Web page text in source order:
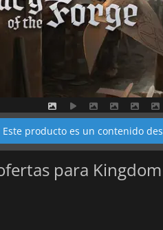
Este producto es un contenido